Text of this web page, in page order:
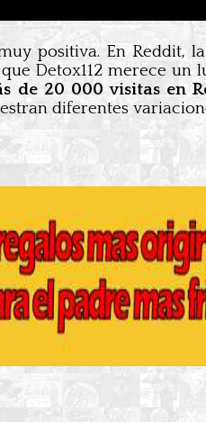
positiva. En
Detox112 merece
20 000 visitas en
diferentes